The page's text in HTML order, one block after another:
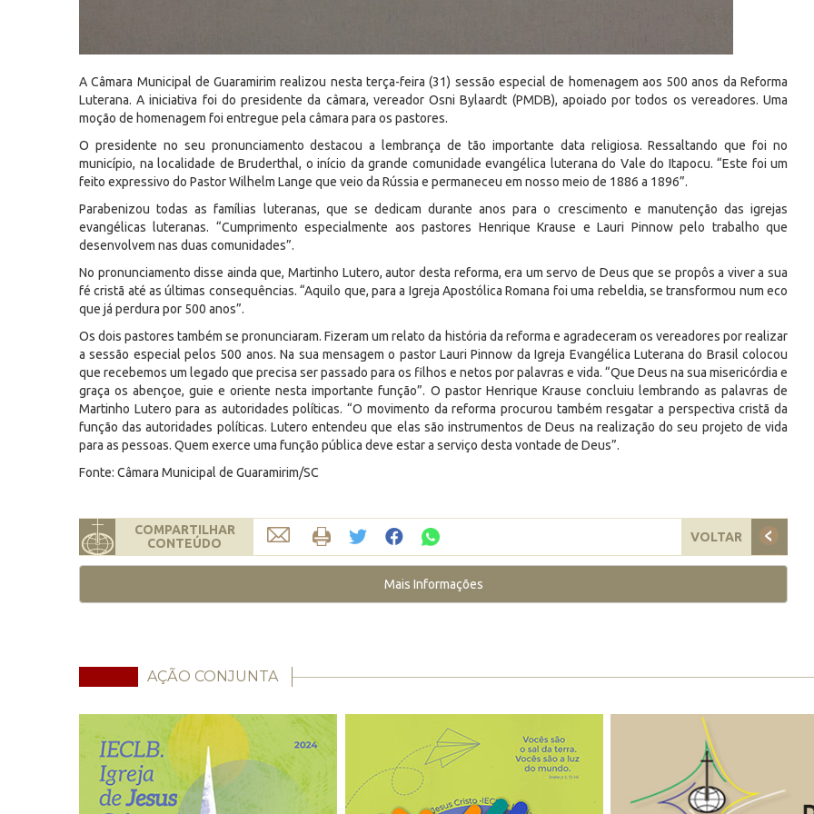
A Câmara Municipal de Guaramirim realizou nesta terça-feira (31) sessão especial de homenagem aos 500 anos da Reforma
Luterana. A iniciativa foi do presidente da câmara, vereador Osni Bylaardt (PMDB), apoiado por todos os vereadores. Uma
moção de homenagem foi entregue pela câmara para os pastores.
O presidente no seu pronunciamento destacou a lembrança de tão importante data religiosa. Ressaltando que foi no
município, na localidade de Bruderthal, o início da grande comunidade evangélica luterana do Vale do Itapocu. “Este foi um
feito expressivo do Pastor Wilhelm Lange que veio da Rússia e permaneceu em nosso meio de 1886 a 1896”.
Parabenizou todas as famílias luteranas, que se dedicam durante anos para o crescimento e manutenção das igrejas
evangélicas luteranas. “Cumprimento especialmente aos pastores Henrique Krause e Lauri Pinnow pelo trabalho que
desenvolvem nas duas comunidades”.
No pronunciamento disse ainda que, Martinho Lutero, autor desta reforma, era um servo de Deus que se propôs a viver a sua
fé cristã até as últimas consequências. “Aquilo que, para a Igreja Apostólica Romana foi uma rebeldia, se transformou num eco
que já perdura por 500 anos”.
Os dois pastores também se pronunciaram. Fizeram um relato da história da reforma e agradeceram os vereadores por realizar
a sessão especial pelos 500 anos. Na sua mensagem o pastor Lauri Pinnow da Igreja Evangélica Luterana do Brasil colocou
que recebemos um legado que precisa ser passado para os filhos e netos por palavras e vida. “Que Deus na sua misericórdia e
graça os abençoe, guie e oriente nesta importante função”. O pastor Henrique Krause concluiu lembrando as palavras de
Martinho Lutero para as autoridades políticas. “O movimento da reforma procurou também resgatar a perspectiva cristã da
função das autoridades políticas. Lutero entendeu que elas são instrumentos de Deus na realização do seu projeto de vida
para as pessoas. Quem exerce uma função pública deve estar a serviço desta vontade de Deus”.
Fonte: Câmara Municipal de Guaramirim/SC
COMPARTILHAR
CONTEÚDO
VOLTAR
Mais Informações
AÇÃO CONJUNTA